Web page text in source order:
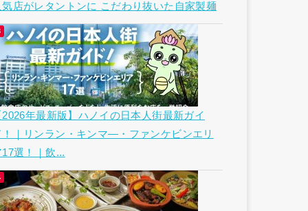
気店がレタントンに こだわり抜いた自家製麺
2026年最新版】ハノイの日本人街最新ガイ
！｜リンラン・キンマ―・ファンケビンエリ
17選！｜飲...